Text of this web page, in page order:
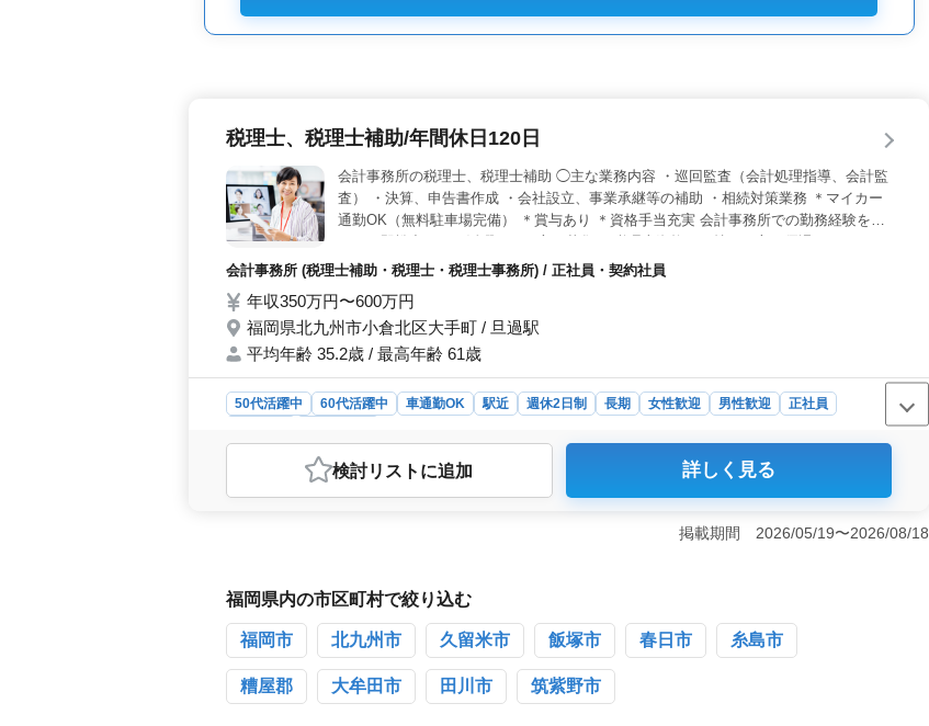
税理士、税理士補助/年間休日120日
会計事務所の税理士、税理士補助 ◯主な業務内容 ・巡回監査（会計処理指導、会計監
査） ・決算、申告書作成 ・会社設立、事業承継等の補助 ・相続対策業務 ＊マイカー
通勤OK（無料駐車場完備） ＊賞与あり ＊資格手当充実 会計事務所での勤務経験を活
会計事務所 (税理士補助・税理士・税理士事務所) / 正社員・契約社員
年収350万円〜600万円
福岡県北九州市小倉北区大手町 / 旦過駅
平均年齢 35.2歳 / 最高年齢 61歳
50代活躍中 60代活躍中 車通勤OK 駅近 週休2日制 長期 女性歓迎 男性歓迎
正社員
おすすめポイント
＜働きやすい就業環境＞ 年間休日120日・完全週休2日制で、働きやすい環境です。駅チカ・車
かせる即戦力募集＞ 巡回監査、決算業務、相続・事業承継などを担当し、これまで培ったスキ
が充実しており、働くうえでの負担少なく勤務できます。
検討リスト に追加 詳しく見る
掲載期間 2026/05/19〜2026/08/18
福岡県内の市区町村で絞り込む
福岡市 北九州市 久留米市 飯塚市 春日市 糸島市
糟屋郡 大牟田市 田川市 筑紫野市